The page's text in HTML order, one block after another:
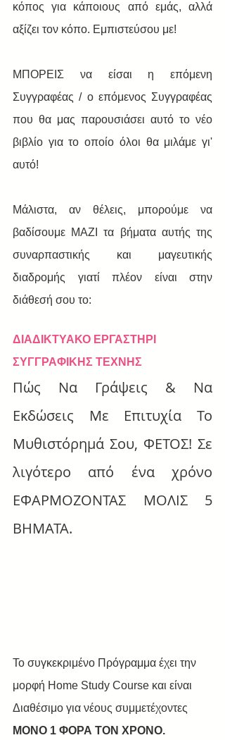
κόπος για κάποιους από εμάς, αλλά
αξίζει τον κόπο. Εμπιστεύσου με!
ΜΠΟΡΕΙΣ να είσαι η επόμενη
Συγγραφέας / ο επόμενος Συγγραφέας
που θα μας παρουσιάσει αυτό το νέο
βιβλίο για το οποίο όλοι θα μιλάμε γι'
αυτό!
Μάλιστα, αν θέλεις, μπορούμε να
βαδίσουμε ΜΑΖΙ τα βήματα αυτής της
συναρπαστικής και μαγευτικής
διαδρομής γιατί πλέον είναι στην
διάθεσή σου το:
ΔΙΑΔΙΚΤΥΑΚΟ ΕΡΓΑΣΤΗΡΙ
ΣΥΓΓΡΑΦΙΚΗΣ ΤΕΧΝΗΣ
Πώς Να Γράψεις & Να
Εκδώσεις Με Επιτυχία Το
Μυθιστόρημά Σου, ΦΕΤΟΣ! Σε
λιγότερο από ένα χρόνο
ΕΦΑΡΜΟΖΟΝΤΑΣ ΜΟΛΙΣ 5
ΒΗΜΑΤΑ.
Το συγκεκριμένο Πρόγραμμα έχει την
μορφή Home Study Course και είναι
Διαθέσιμο για νέους συμμετέχοντες
ΜΟΝΟ 1 ΦΟΡΑ ΤΟΝ ΧΡΟΝΟ.